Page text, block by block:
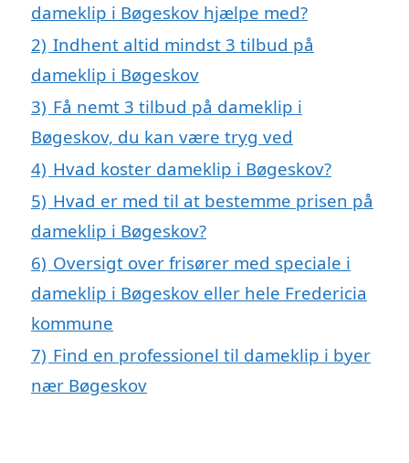
dameklip i Bøgeskov hjælpe med?
2) Indhent altid mindst 3 tilbud på
dameklip i Bøgeskov
3) Få nemt 3 tilbud på dameklip i
Bøgeskov, du kan være tryg ved
4) Hvad koster dameklip i Bøgeskov?
5) Hvad er med til at bestemme prisen på
dameklip i Bøgeskov?
6) Oversigt over frisører med speciale i
dameklip i Bøgeskov eller hele Fredericia
kommune
7) Find en professionel til dameklip i byer
nær Bøgeskov